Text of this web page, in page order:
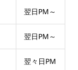
翌日PM～
翌日PM～
翌々日PM